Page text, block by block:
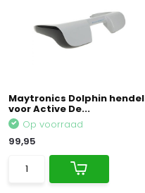
Maytronics Dolphin hendel
voor Active De...
Op voorraad
99,95